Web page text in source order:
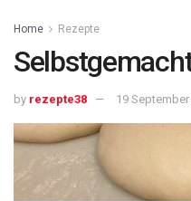
Home Rezepte
by rezepte38 19